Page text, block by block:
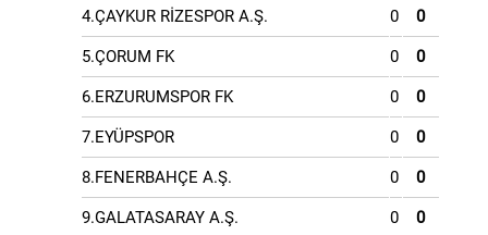
4.ÇAYKUR RİZESPOR A.Ş. 0 0
5.ÇORUM FK 0 0
6.ERZURUMSPOR FK 0 0
7.EYÜPSPOR 0 0
8.FENERBAHÇE A.Ş. 0 0
9.GALATASARAY A.Ş. 0 0